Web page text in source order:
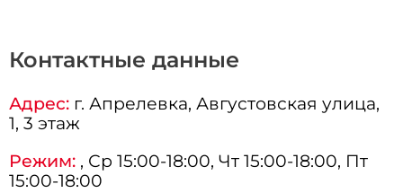
Контактные данные
Адрес: г.Апрелевка, Августовская улица,
1, 3 этаж
Режим: , Ср 15:00-18:00, Чт 15:00-18:00, Пт
15:00-18:00